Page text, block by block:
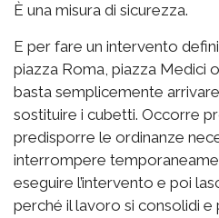
È una misura di sicurezza.
E per fare un intervento
piazza Roma, piazza Medici
basta semplicemente
sostituire i cubetti. Occorre
predisporre le ordinanze
interrompere
eseguire l’intervento e poi
perché il lavoro si consolidi